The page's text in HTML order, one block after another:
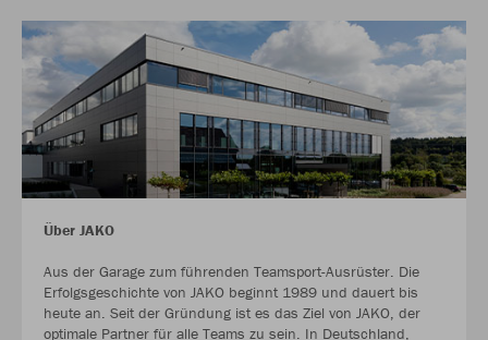
Über JAKO
Aus der Garage zum führenden Teamsport-Ausrüster. Die
Erfolgsgeschichte von JAKO beginnt 1989 und dauert bis
heute an. Seit der Gründung ist es das Ziel von JAKO, der
optimale Partner für alle Teams zu sein. In Deutschland,